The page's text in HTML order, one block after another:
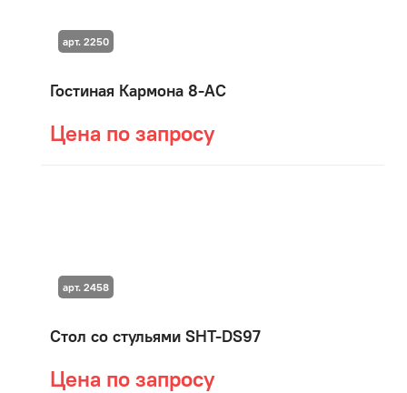
Гостиная Кармона 8-АС
Цена по запросу
арт. 2250
Стол со стульями SHT-DS97
Цена по запросу
арт. 2458